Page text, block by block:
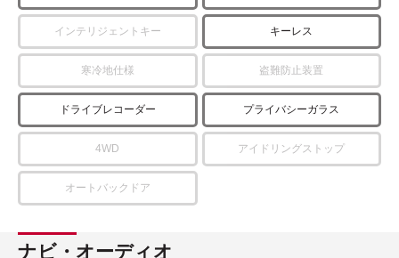
インテリジェントキー キーレス
寒冷地仕様 盗難防止装置
ドライブレコーダー プライバシーガラス
4WD アイドリングストップ
オートバックドア
ナビ・オーディオ